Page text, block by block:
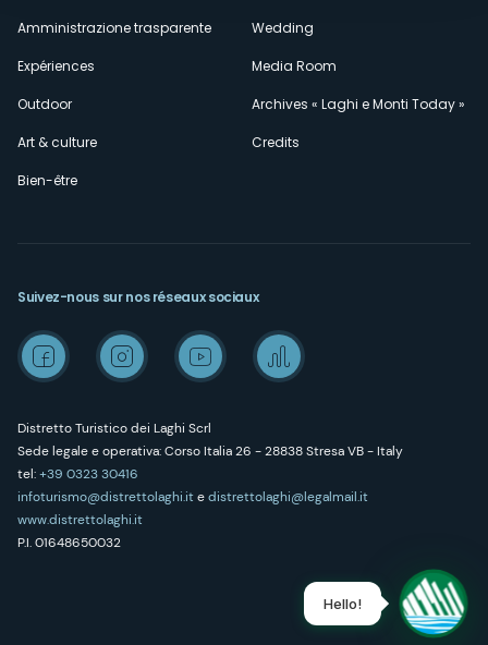
Amministrazione trasparente
Expériences
Outdoor
Art & culture
Bien-être
Wedding
Media Room
Archives « Laghi e Monti Today »
Credits
Distretto Turistico dei Laghi Scrl
Sede legale e operativa: Corso Italia 26 - 28838 Stresa VB - Italy
tel:+39 0323 30416
infoturismo@distrettolaghi.itedistrettolaghi@legalmail.it
www.distrettolaghi.it
P.I. 01648650032
Suivez-nous sur nos réseaux sociaux